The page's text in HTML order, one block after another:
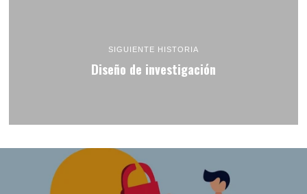
SIGUIENTE HISTORIA
Diseño de investigación